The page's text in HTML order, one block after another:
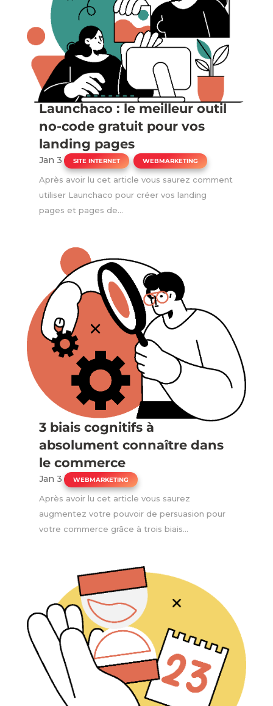
Launchaco : le meilleur outil
no-code gratuit pour vos
landing pages
Jan 3 | SITE INTERNET , WEBMARKETING
Après avoir lu cet article vous saurez comment
utiliser Launchaco pour créer vos landing
pages et pages de...
3 biais cognitifs à
absolument connaître dans
le commerce
Jan 3 | WEBMARKETING
Après avoir lu cet article vous saurez
augmentez votre pouvoir de persuasion pour
votre commerce grâce à trois biais...